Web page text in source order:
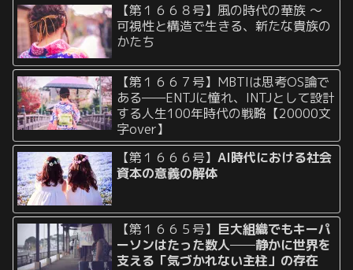
【第１６６８号】風の時代の華族 〜
可視性と構造で生きる、新たな貴族の
かたち
【第１６６７号】MBTIは思考OS論で
ある——ENTJに憧れ、INTJとして設計
する人生100年時代の戦略【20000文
字over】
【第１６６６号】AI時代における社会
資本の意義の解体
【第１６６５号】 巨大組織でもキーパ
ーソンはたった数人──静かに世界を
支える「気づかれない主柱」の存在